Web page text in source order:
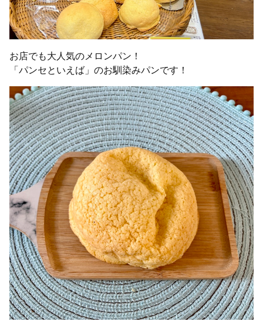
お店でも大人気のメロンパン！
「パンセといえば」のお馴染みパンです！